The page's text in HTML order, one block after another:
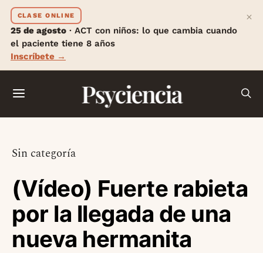
CLASE ONLINE
25 de agosto · ACT con niños: lo que cambia cuando
el paciente tiene 8 años
Inscríbete →
×
Psyciencia
Sin categoría
(Vídeo) Fuerte rabieta
por la llegada de una
nueva hermanita